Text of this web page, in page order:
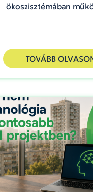
ökoszisztémában
TOVÁBB